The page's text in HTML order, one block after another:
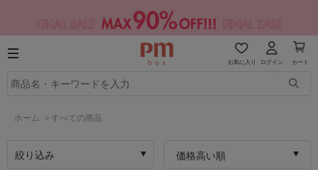
お気に入り ログイン カート
ホーム > すべての商品
絞り込み 価格高い順